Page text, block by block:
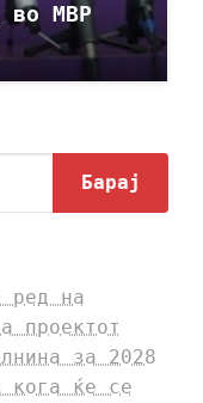
во МВР
Барај
ред на
проектот
за 2028
кога ќе се